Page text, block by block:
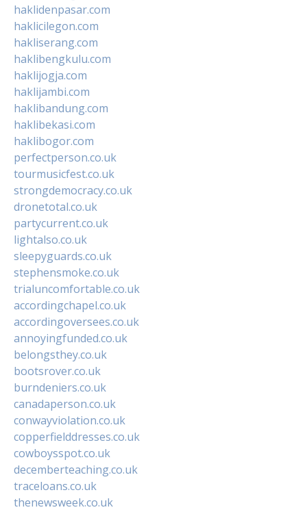
haklidenpasar.com
haklicilegon.com
hakliserang.com
haklibengkulu.com
haklijogja.com
haklijambi.com
haklibandung.com
haklibekasi.com
haklibogor.com
perfectperson.co.uk
tourmusicfest.co.uk
strongdemocracy.co.uk
dronetotal.co.uk
partycurrent.co.uk
lightalso.co.uk
sleepyguards.co.uk
stephensmoke.co.uk
trialuncomfortable.co.uk
accordingchapel.co.uk
accordingoversees.co.uk
annoyingfunded.co.uk
belongsthey.co.uk
bootsrover.co.uk
burndeniers.co.uk
canadaperson.co.uk
conwayviolation.co.uk
copperfielddresses.co.uk
cowboysspot.co.uk
decemberteaching.co.uk
traceloans.co.uk
thenewsweek.co.uk